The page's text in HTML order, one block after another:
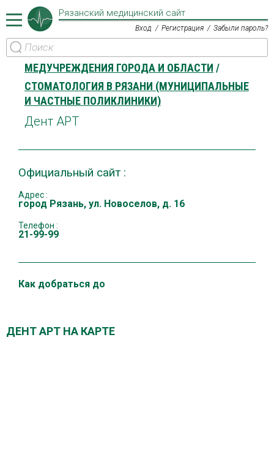
Рязанский медицинский сайт
Вход Регистрация Забыли пароль?
МЕДУЧРЕЖДЕНИЯ ГОРОДА И ОБЛАСТИ
СТОМАТОЛОГИЯ В РЯЗАНИ (МУНИЦИПАЛЬНЫЕ
И ЧАСТНЫЕ ПОЛИКЛИНИКИ)
Дент АРТ
Официальный сайт :
Адрес :
город Рязань, ул. Новоселов, д. 16
Телефон :
21-99-99
Как добраться до
ДЕНТ АРТ НА КАРТЕ